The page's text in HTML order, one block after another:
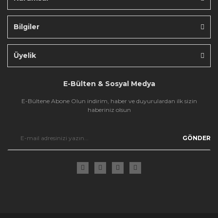
Bilgiler
Üyelik
E-Bülten & Sosyal Medya
E-Bültene Abone Olun indirim, haber ve duyurulardan ilk sizin
haberiniz olsun
GÖNDER